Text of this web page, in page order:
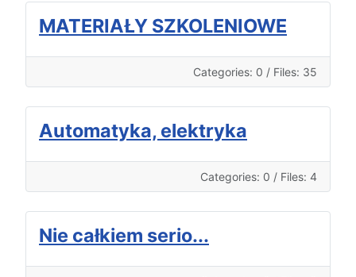
MATERIAŁY SZKOLENIOWE
Categories: 0 / Files: 35
Automatyka, elektryka
Categories: 0 / Files: 4
Nie całkiem serio...